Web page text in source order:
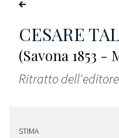
CESARE
(Savona 1853 -
Ritratto dell'editore
STIMA